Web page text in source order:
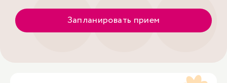
Запланировать прием